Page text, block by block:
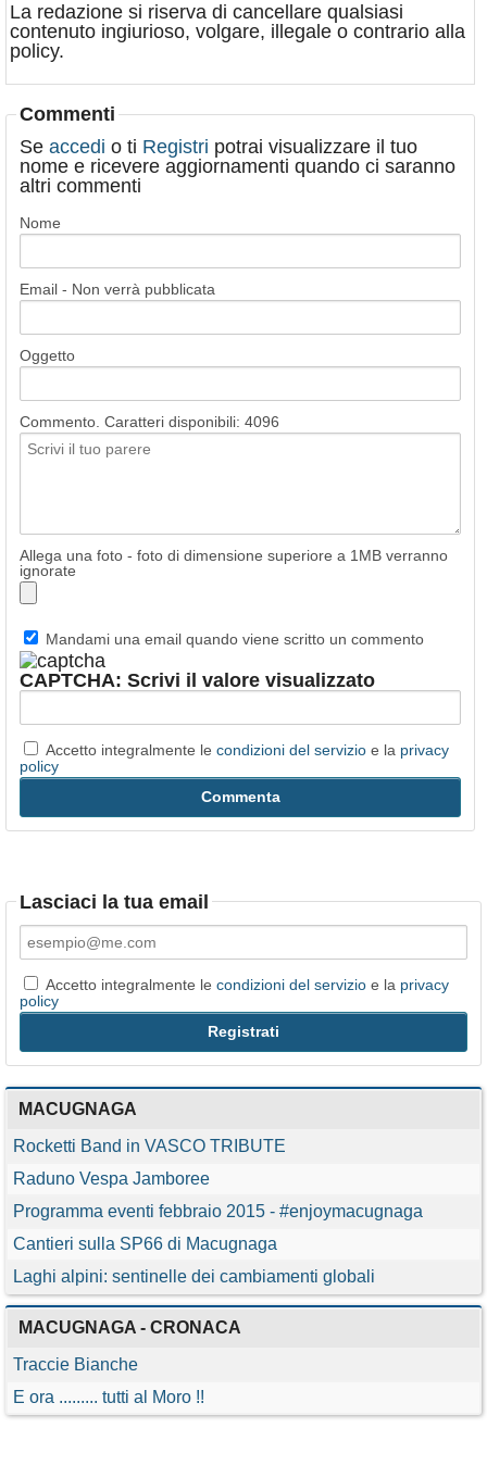
La redazione si riserva di cancellare qualsiasi
contenuto ingiurioso, volgare, illegale o contrario alla
policy.
Commenti
Se accedi o ti Registri potrai visualizzare il tuo
nome e ricevere aggiornamenti quando ci saranno
altri commenti
Nome
Email - Non verrà pubblicata
Oggetto
Commento. Caratteri disponibili: 4096
Allega una foto - foto di dimensione superiore a 1MB verranno
ignorate
Mandami una email quando viene scritto un commento
CAPTCHA: Scrivi il valore visualizzato
Accetto integralmente le condizioni del servizio e la privacy
policy
Lasciaci la tua email
Accetto integralmente le condizioni del servizio e la privacy
policy
MACUGNAGA
Rocketti Band in VASCO TRIBUTE
Raduno Vespa Jamboree
Programma eventi febbraio 2015 - #enjoymacugnaga
Cantieri sulla SP66 di Macugnaga
Laghi alpini: sentinelle dei cambiamenti globali
MACUGNAGA - CRONACA
Traccie Bianche
E ora ......... tutti al Moro !!